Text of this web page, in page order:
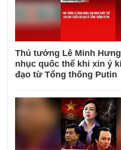
Thủ tướng Lê Minh
nhục quốc thể khi xin ý
đạo từ Tổng thống Putin